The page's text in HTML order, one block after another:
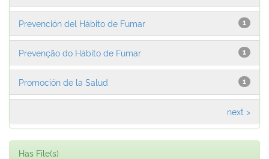
1
Prevención del Hábito de Fumar
1
Prevenção do Hábito de Fumar
1
Promoción de la Salud
next >
Has File(s)